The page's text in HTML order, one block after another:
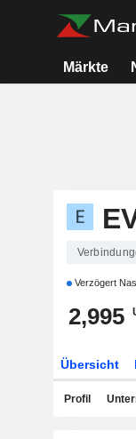
Märkte
Verzögert
2,995
Übersicht
Profil